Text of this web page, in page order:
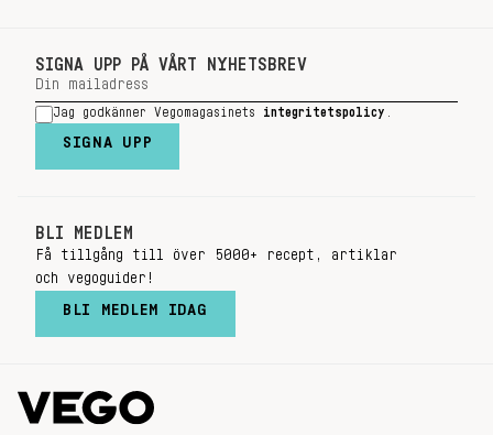
SIGNA UPP PÅ VÅRT NYHETSBREV
Jag godkänner Vegomagasinets integritetspolicy
SIGNA UPP
BLI MEDLEM
Få tillgång till över 5000+ recept, artiklar
och vegoguider!
BLI MEDLEM IDAG